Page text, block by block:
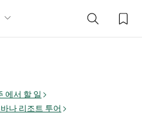
에서 할 일
나 리조트 투어